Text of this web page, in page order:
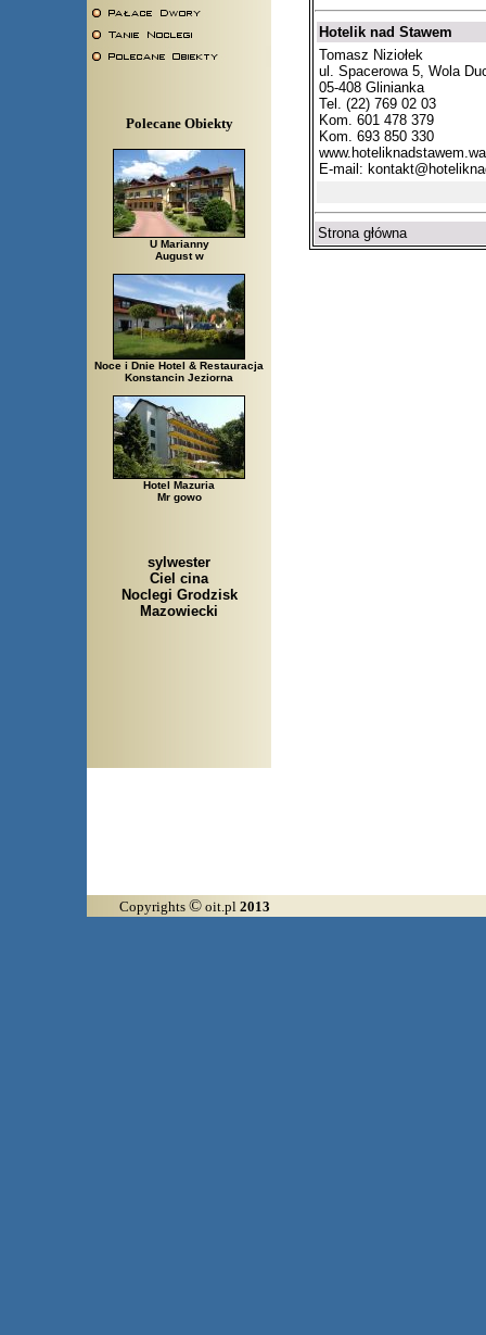
Polecane Obiekty
U Marianny
August w
Noce i Dnie Hotel & Restauracja
Konstancin Jeziorna
Hotel Mazuria
Mr gowo
sylwester
Ciel cina
Noclegi Grodzisk
Mazowiecki
Hotelik nad Stawem
Tomasz Niziołek
ul. Spacerowa 5, Wola
05-408 Glinianka
Tel. (22) 769 02 03
Kom. 601 478 379
Kom. 693 850 330
E-mail:
Strona główna
Copyrights © oit.pl 2013